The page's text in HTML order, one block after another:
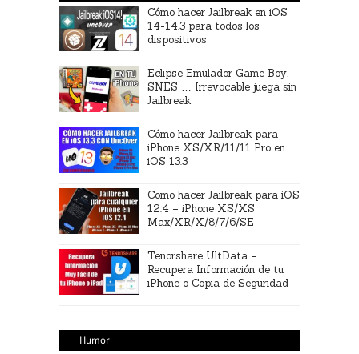
Cómo hacer Jailbreak en iOS
14-14.3 para todos los
dispositivos
Eclipse Emulador Game Boy,
SNES … Irrevocable juega sin
Jailbreak
Cómo hacer Jailbreak para
iPhone XS/XR/11/11 Pro en
iOS 13.3
Como hacer Jailbreak para iOS
12.4 – iPhone XS/XS
Max/XR/X/8/7/6/SE
Tenorshare UltData –
Recupera Información de tu
iPhone o Copia de Seguridad
Humor